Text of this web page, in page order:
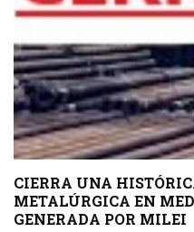
CIERRA UNA
METALÚRGICA EN
GENERADA POR MILEI